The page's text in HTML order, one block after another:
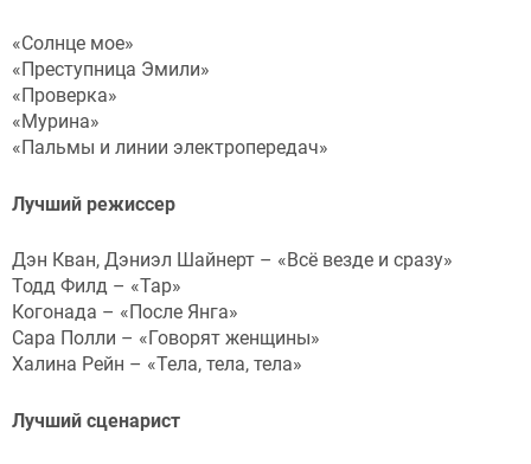
«Солнце мое»
«Преступница Эмили»
«Проверка»
«Мурина»
«Пальмы и линии электропередач»
Лучший режиссер
Дэн Кван, Дэниэл Шайнерт – «Всё везде и сразу»
Тодд Филд – «Тар»
Когонада – «После Янга»
Сара Полли – «Говорят женщины»
Халина Рейн – «Тела, тела, тела»
Лучший сценарист